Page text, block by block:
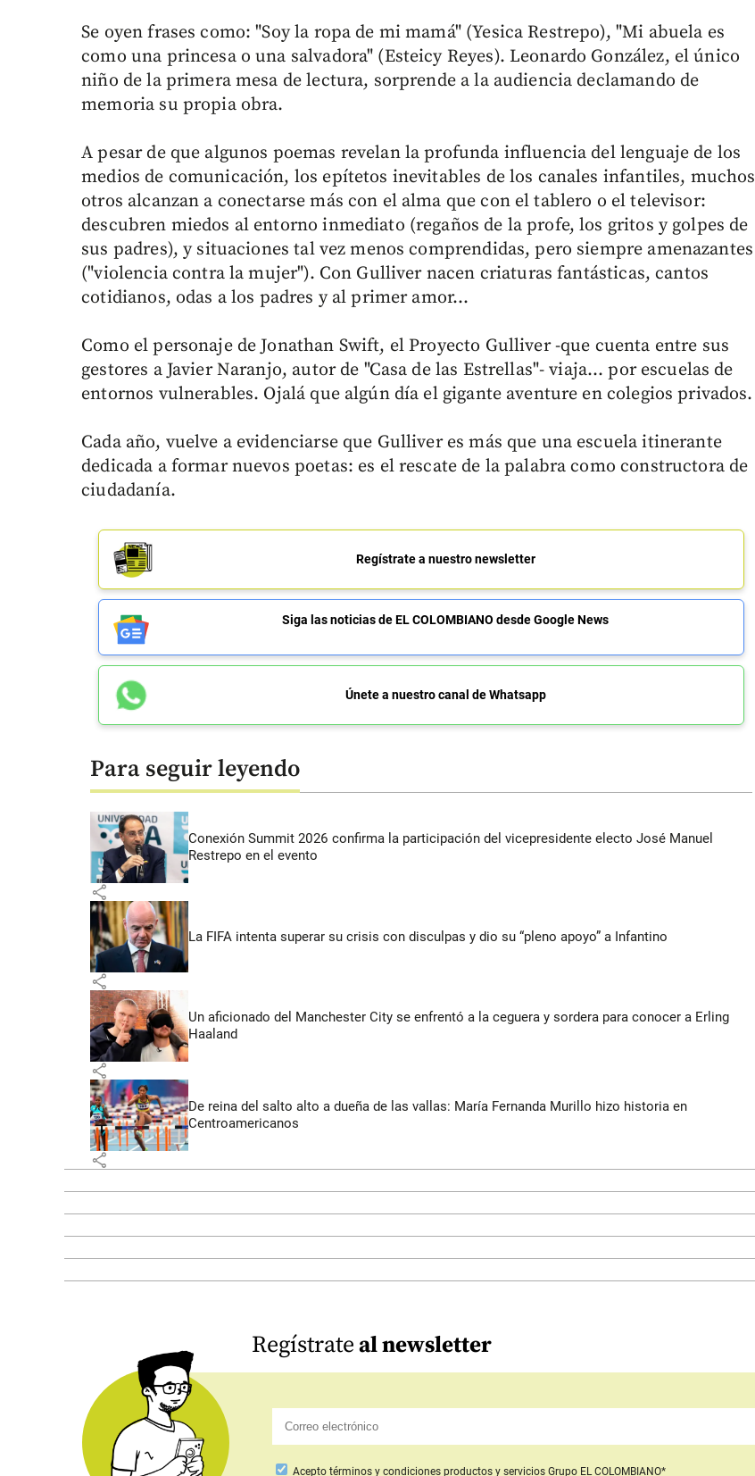
Se oyen frases como: "Soy la ropa de mi mamá" (Yesica Restrepo), "Mi abuela es
como una princesa o una salvadora" (Esteicy Reyes). Leonardo González, el único
niño de la primera mesa de lectura, sorprende a la audiencia declamando de
memoria su propia obra.
A pesar de que algunos poemas revelan la profunda influencia del lenguaje de los
medios de comunicación, los epítetos inevitables de los canales infantiles, muchos
otros alcanzan a conectarse más con el alma que con el tablero o el televisor:
descubren miedos al entorno inmediato (regaños de la profe, los gritos y golpes de
sus padres), y situaciones tal vez menos comprendidas, pero siempre amenazantes
("violencia contra la mujer"). Con Gulliver nacen criaturas fantásticas, cantos
cotidianos, odas a los padres y al primer amor...
Como el personaje de Jonathan Swift, el Proyecto Gulliver -que cuenta entre sus
gestores a Javier Naranjo, autor de "Casa de las Estrellas"- viaja… por escuelas de
entornos vulnerables. Ojalá que algún día el gigante aventure en colegios privados.
Cada año, vuelve a evidenciarse que Gulliver es más que una escuela itinerante
dedicada a formar nuevos poetas: es el rescate de la palabra como constructora de
ciudadanía.
Regístrate a nuestro newsletter
Siga las noticias de EL COLOMBIANO desde Google News
Únete a nuestro canal de Whatsapp
Para seguir leyendo
Conexión Summit 2026 confirma la participación del vicepresidente electo José Manuel
Restrepo en el evento
share
La FIFA intenta superar su crisis con disculpas y dio su “pleno apoyo” a Infantino
share
Un aficionado del Manchester City se enfrentó a la ceguera y sordera para conocer a Erling
Haaland
share
De reina del salto alto a dueña de las vallas: María Fernanda Murillo hizo historia en
Centroamericanos
share
Regístrateal newsletter
Acepto términos y condiciones productos y servicios Grupo EL COLOMBIANO*